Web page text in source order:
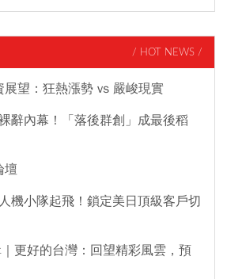
/ HOT NEWS /
望：狂熱漲勢 vs 嚴峻現實
辭內幕！「落後群創」成最後稻
壇
機小隊起飛！鎖定美日頂級客戶切
更好的台灣：回望精彩風雲，預